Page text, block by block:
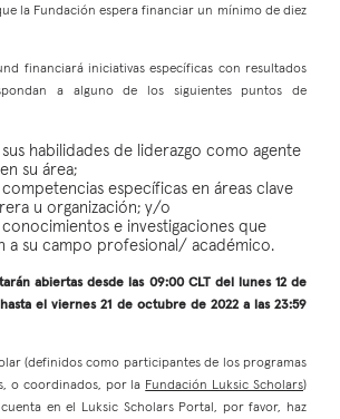
la Fundación espera financiar un mínimo de diez
financiará iniciativas específicas con resultados
a alguno de los siguientes puntos de
habilidades de liderazgo como agente
su área;
específicas en áreas clave
u organización; y/o
e investigaciones que
a su campo profesional/ académico.
abiertas desde las 09:00 CLT del lunes 12 de
el viernes 21 de octubre de 2022 a las 23:59
(definidos como participantes de los programas
o coordinados, por la Fundación Luksic Scholars)
en el Luksic Scholars Portal, por favor, haz